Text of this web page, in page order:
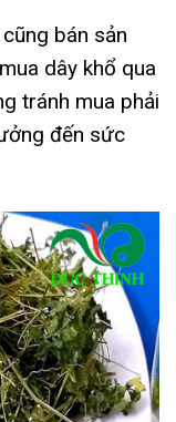
bán sản
dây khổ qua
tránh mua phải
đến sức